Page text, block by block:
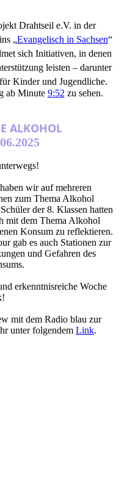
Drahtseil e.V. in der
„Evangelisch in Sachsen“
sich Initiativen, in denen
leisten – darunter
Kinder und Jugendliche.
ab Minute 9:52 zu sehen.
ALKOHOL
wir auf mehreren
zum Thema Alkohol
der 8. Klassen hatten
mit dem Thema Alkohol
Konsum zu reflektieren.
gab es auch Stationen zur
und Gefahren des
erkenntnisreiche Woche
mit dem Radio blau zur
unter folgendem Link.